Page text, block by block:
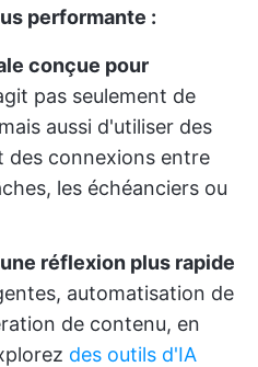
performante :
conçue pour
pas seulement de
aussi d'utiliser des
des connexions entre
les échéanciers ou
réflexion plus rapide
automatisation de
de contenu, en
des outils d'IA